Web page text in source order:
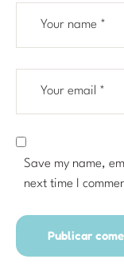
Save my name,
next time I